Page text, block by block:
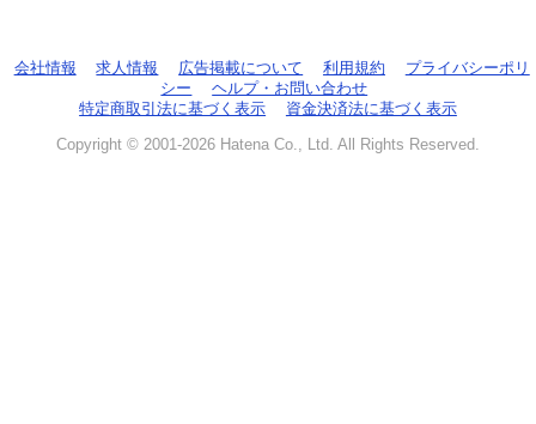
会社情報 求人情報 広告掲載について 利用規約
プライバシーポリ
シー
ヘルプ・お問い合わせ
特定商取引法に基づく表示
資金決済法に基づく表示
Copyright © 2001-2026 Hatena Co., Ltd. All Rights Reserved.